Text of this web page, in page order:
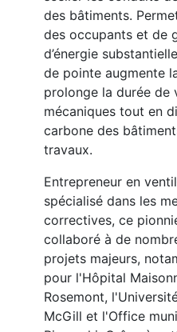
des bâtiments.
des occupants et de
d’énergie
de pointe augmente
prolonge la durée de
mécaniques tout en
carbone des
travaux.
Entrepreneur en
spécialisé dans les
correctives, ce
collaboré à de
projets majeurs,
pour l'Hôpital
Rosemont,
McGill et l'Office